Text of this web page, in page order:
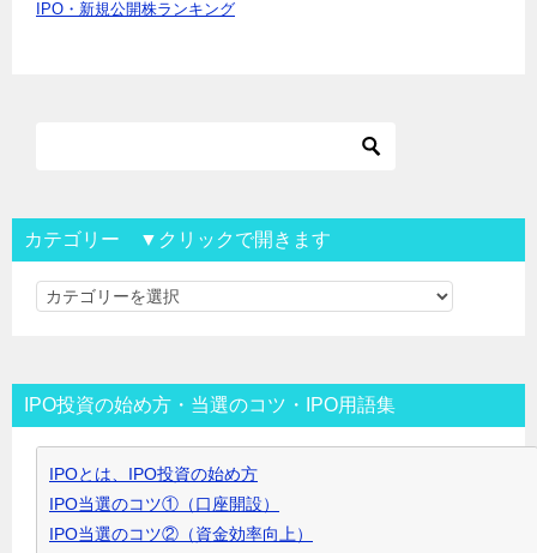
IPO・新規公開株ランキング
カテゴリー ▼クリックで開きます
カ
リ
ー
▼
ク
リ
ッ
IPO投資の始め方・当選のコツ・IPO用語集
IPOとは、IPO投資の始め方
IPO当選のコツ①（口座開設）
IPO当選のコツ②（資金効率向上）